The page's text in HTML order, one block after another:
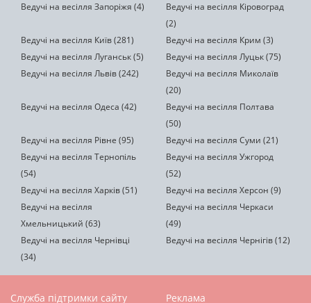
Ведучі на весілля Запоріжя (4)
Ведучі на весілля Кіровоград
(2)
Ведучі на весілля Київ (281)
Ведучі на весілля Крим (3)
Ведучі на весілля Луганськ (5)
Ведучі на весілля Луцьк (75)
Ведучі на весілля Львів (242)
Ведучі на весілля Миколаїв
(20)
Ведучі на весілля Одеса (42)
Ведучі на весілля Полтава
(50)
Ведучі на весілля Рівне (95)
Ведучі на весілля Суми (21)
Ведучі на весілля Тернопіль
(54)
Ведучі на весілля Ужгород
(52)
Ведучі на весілля Харків (51)
Ведучі на весілля Херсон (9)
Ведучі на весілля
Хмельницький (63)
Ведучі на весілля Черкаси
(49)
Ведучі на весілля Чернівці
(34)
Ведучі на весілля Чернігів (12)
Служба підтримки сайту
Реклама